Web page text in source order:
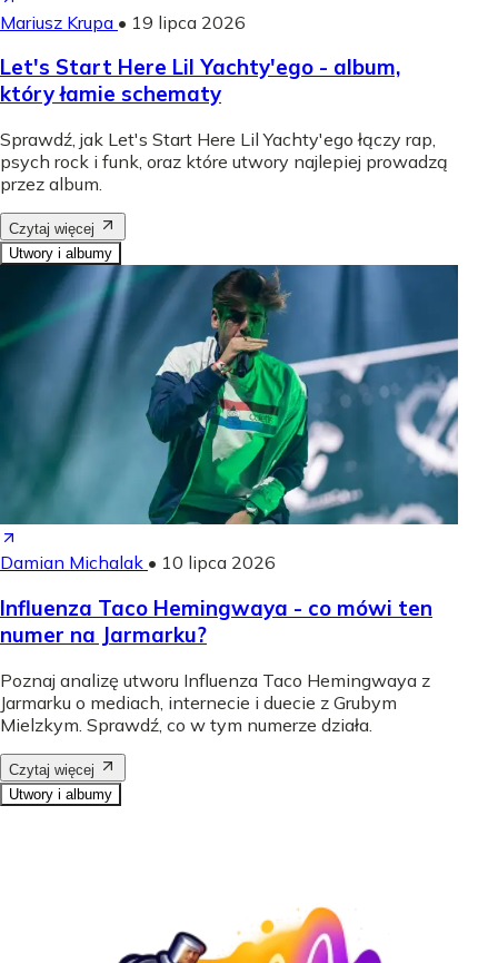
Mariusz Krupa • 19 lipca 2026
Let's Start Here Lil Yachty'ego - album,
który łamie schematy
Sprawdź, jak Let's Start Here Lil Yachty'ego łączy rap,
psych rock i funk, oraz które utwory najlepiej prowadzą
przez album.
Czytaj więcej
Utwory i albumy
Damian Michalak • 10 lipca 2026
Influenza Taco Hemingwaya - co mówi ten
numer na Jarmarku?
Poznaj analizę utworu Influenza Taco Hemingwaya z
Jarmarku o mediach, internecie i duecie z Grubym
Mielzkym. Sprawdź, co w tym numerze działa.
Czytaj więcej
Utwory i albumy